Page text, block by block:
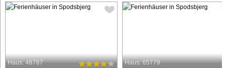
Haus: 48787 Haus: 65779